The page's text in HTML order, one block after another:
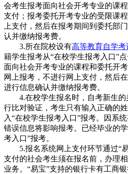
会考生报考面向社会开考专业的课
支付；报考委托开考专业的受限课
上支付，然后在报考期间到委托部
认并缴纳报考费。
3.所在院校设有高等教育自学考
籍学生报考从“在校学生报考入口”
面向社会开考专业的课程和委托开
网上报考，不进行网上支付，然后
进行信息确认并缴纳报考费。
4.在校学生报名时，自考新生的
行比对验证，考生只有输入正确的
入“在校学生报考入口”报考。因系
错误信息将影响报考。已经毕业的
考入口”报考。
5.报名系统网上支付环节通过“易
支付的社会考生须在报名前，办理
业务。“易宝”支持的银行卡有工商